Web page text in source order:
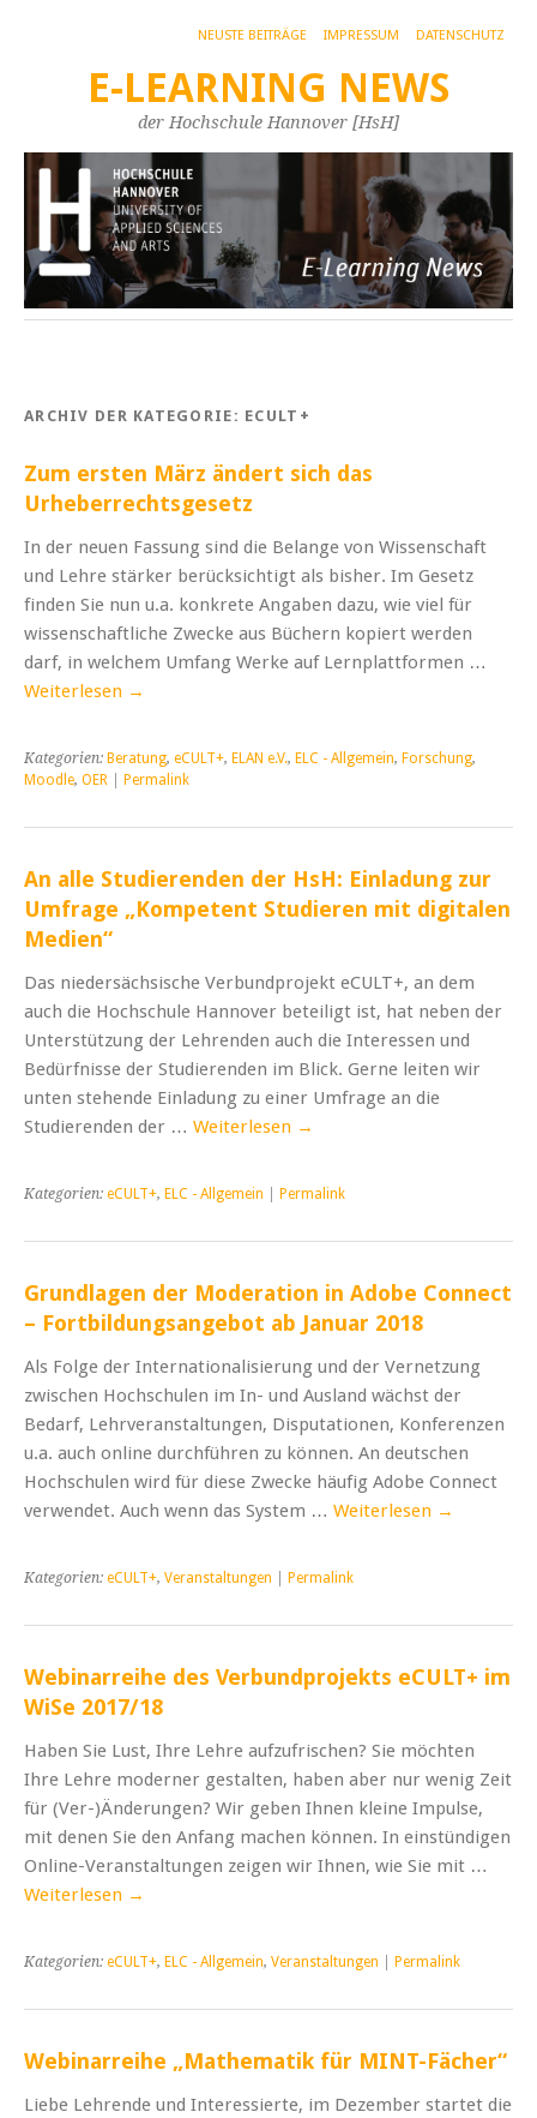
NEUSTE BEITRÄGE IMPRESSUM DATENSCHUTZ
E-LEARNING NEWS
der Hochschule Hannover [HsH]
ARCHIV DER KATEGORIE: ECULT+
Zum ersten März ändert sich das
Urheberrechtsgesetz
In der neuen Fassung sind die Belange von Wissenschaft
und Lehre stärker berücksichtigt als bisher. Im Gesetz
finden Sie nun u.a. konkrete Angaben dazu, wie viel für
wissenschaftliche Zwecke aus Büchern kopiert werden
darf, in welchem Umfang Werke auf Lernplattformen …
Weiterlesen →
Kategorien: Beratung, eCULT+, ELAN e.V., ELC - Allgemein, Forschung,
Moodle, OER Permalink
An alle Studierenden der HsH: Einladung zur
Umfrage „Kompetent Studieren mit digitalen
Medien“
Das niedersächsische Verbundprojekt eCULT+, an dem
auch die Hochschule Hannover beteiligt ist, hat neben der
Unterstützung der Lehrenden auch die Interessen und
Bedürfnisse der Studierenden im Blick. Gerne leiten wir
unten stehende Einladung zu einer Umfrage an die
Studierenden der … Weiterlesen →
Kategorien: eCULT+, ELC - Allgemein Permalink
Grundlagen der Moderation in Adobe Connect
– Fortbildungsangebot ab Januar 2018
Als Folge der Internationalisierung und der Vernetzung
zwischen Hochschulen im In- und Ausland wächst der
Bedarf, Lehrveranstaltungen, Disputationen, Konferenzen
u.a. auch online durchführen zu können. An deutschen
Hochschulen wird für diese Zwecke häufig Adobe Connect
verwendet. Auch wenn das System … Weiterlesen →
Kategorien: eCULT+, Veranstaltungen Permalink
Webinarreihe des Verbundprojekts eCULT+ im
WiSe 2017/18
Haben Sie Lust, Ihre Lehre aufzufrischen? Sie möchten
Ihre Lehre moderner gestalten, haben aber nur wenig Zeit
für (Ver-)Änderungen? Wir geben Ihnen kleine Impulse,
mit denen Sie den Anfang machen können. In einstündigen
Online-Veranstaltungen zeigen wir Ihnen, wie Sie mit …
Weiterlesen →
Kategorien: eCULT+, ELC - Allgemein, Veranstaltungen Permalink
Webinarreihe „Mathematik für MINT-Fächer“
Liebe Lehrende und Interessierte, im Dezember startet die